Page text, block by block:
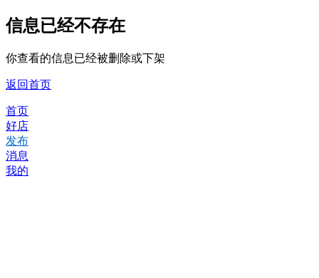
信息已经不存在
你查看的信息已经被删除或下架
返回首页
首页
好店
发布
消息
我的